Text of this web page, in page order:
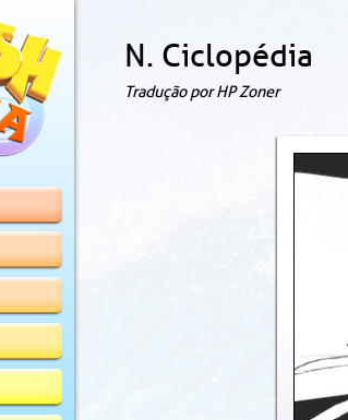
N. Ciclopédia
Tradução por HP Zoner